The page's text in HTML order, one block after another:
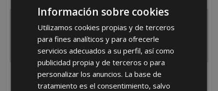
He leído y acepto laPolítica de Privacidad
Información sobre cookies
Utilizamos cookies propias y de terceros
para fines analíticos y para ofrecerle
servicios adecuados a su perfil, así como
publicidad propia y de terceros o para
personalizar los anuncios. La base de
tratamiento es el consentimiento, salvo